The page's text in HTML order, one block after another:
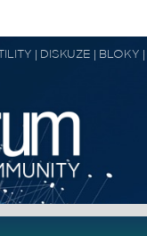
| DISKUZE |